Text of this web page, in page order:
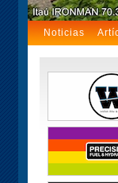
Noticias